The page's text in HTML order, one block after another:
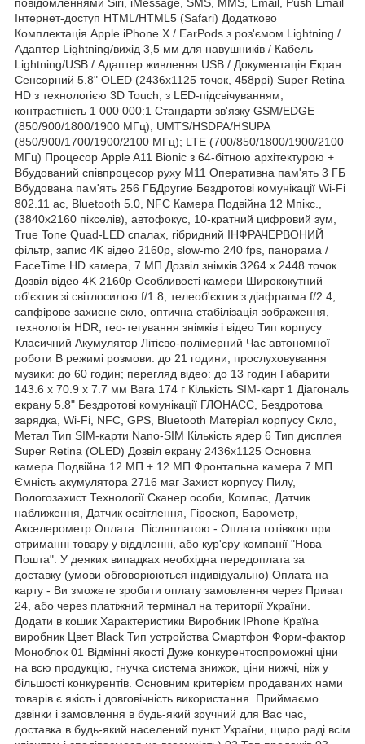
Інтернет-доступ HTML/HTML5 (Safari) Додатково
Комплектація Apple iPhone X / EarPods з роз'ємом Lightning /
Адаптер Lightning/вихід 3,5 мм для навушників / Кабель
Lightning/USB / Адаптер живлення USB / Документація Екран
Сенсорний 5.8" OLED (2436x1125 точок, 458ppi) Super Retina
HD з технологією 3D Touch, з LED-підсвічуванням,
контрастність 1 000 000:1 Стандарти зв'язку GSM/EDGE
(850/900/1800/1900 МГц); UMTS/HSDPA/HSUPA
(850/900/1700/1900/2100 МГц); LTE (700/850/1800/1900/2100
МГц) Процесор Apple A11 Bionic з 64-бітною архітектурою +
Вбудований співпроцесор руху М11 Оперативна пам'ять 3 ГБ
Вбудована пам'ять 256 ГБДругие Бездротові комунікації Wi‑Fi
802.11 ac, Bluetooth 5.0, NFC Камера Подвійна 12 Мпікс.,
(3840х2160 пікселів), автофокус, 10-кратний цифровий зум,
True Tone Quad-LED спалах, гібридний ІНФРАЧЕРВОНИЙ
фільтр, запис 4K відео 2160p, slow-mo 240 fps, панорама /
FaceTime HD камера, 7 МП Дозвіл знімків 3264 x 2448 точок
Дозвіл відео 4K 2160p Особливості камери Ширококутний
об'єктив зі світлосилою f/1.8, телеоб'єктив з діафрагма f/2.4,
сапфірове захисне скло, оптична стабілізація зображення,
технологія HDR, гео-тегування знімків і відео Тип корпусу
Класичний Акумулятор Літієво-полімерний Час автономної
роботи В режимі розмови: до 21 години; прослуховування
музики: до 60 годин; перегляд відео: до 13 годин Габарити
143.6 x 70.9 x 7.7 мм Вага 174 г Кількість SIM-карт 1 Діагональ
екрану 5.8" Бездротові комунікації ГЛОНАСС, Бездротова
зарядка, Wi-Fi, NFC, GPS, Bluetooth Матеріал корпусу Скло,
Метал Тип SIM-карти Nano-SIM Кількість ядер 6 Тип дисплея
Super Retina (OLED) Дозвіл екрану 2436x1125 Основна
камера Подвійна 12 МП + 12 МП Фронтальна камера 7 МП
Ємність акумулятора 2716 маг Захист корпусу Пилу,
Вологозахист Технології Сканер особи, Компас, Датчик
наближення, Датчик освітлення, Гіроскоп, Барометр,
Акселерометр Оплата: Післяплатою - Оплата готівкою при
отриманні товару у відділенні, або кур'єру компанії "Нова
Пошта". У деяких випадках необхідна передоплата за
доставку (умови обговорюються індивідуально) Оплата на
карту - Ви зможете зробити оплату замовлення через Приват
24, або через платіжний термінал на території України.
Додати в кошик Характеристики Виробник IPhone Країна
виробник Цвет Black Тип устройства Смартфон Форм-фактор
Моноблок 01 Відмінні якості Дуже конкурентоспроможні ціни
на всю продукцію, гнучка система знижок, ціни нижчі, ніж у
більшості конкурентів. Основним критерієм продаваних нами
товарів є якість і довговічність використання. Приймаємо
дзвінки і замовлення в будь-який зручний для Вас час,
доставка в будь-який населений пункт України, щиро раді всім